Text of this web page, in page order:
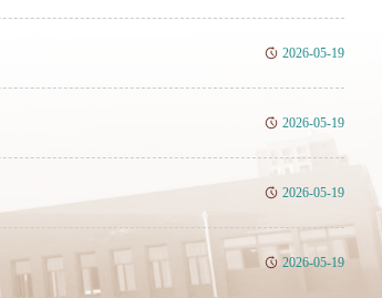
2026-05-19
2026-05-19
2026-05-19
2026-05-19